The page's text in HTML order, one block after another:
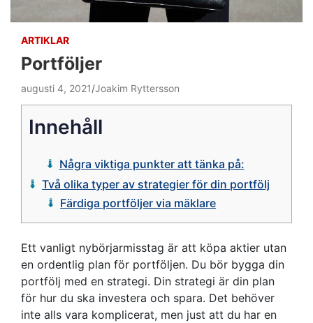
ARTIKLAR
Portföljer
augusti 4, 2021 Joakim Ryttersson
Innehåll
Några viktiga punkter att tänka på:
Två olika typer av strategier för din portfölj
Färdiga portföljer via mäklare
Ett vanligt nybörjarmisstag är att köpa aktier utan
en ordentlig plan för portföljen. Du bör bygga din
portfölj med en strategi. Din strategi är din plan
för hur du ska investera och spara. Det behöver
inte alls vara komplicerat, men just att du har en